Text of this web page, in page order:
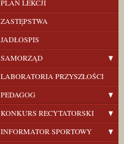
PLAN LEKCJI
ZASTĘPSTWA
JADŁOSPIS
SAMORZĄD
LABORATORIA PRZYSZŁOŚCI
PEDAGOG
KONKURS RECYTATORSKI
INFORMATOR SPORTOWY